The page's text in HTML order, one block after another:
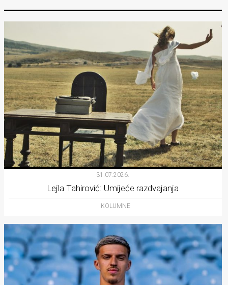
31.07.2026.
Lejla Tahirović: Umijeće razdvajanja
KOLUMNE